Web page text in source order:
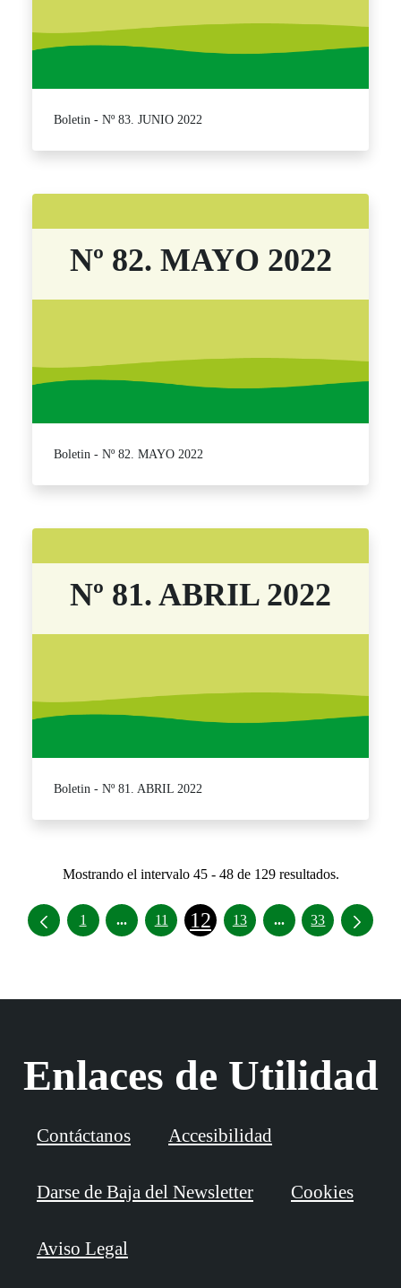
Boletin - Nº 83. JUNIO 2022
Nº 82. MAYO 2022
Boletin - Nº 82. MAYO 2022
Nº 81. ABRIL 2022
Boletin - Nº 81. ABRIL 2022
Mostrando el intervalo 45 - 48 de 129 resultados.
1 ... Páginas intermedias Use TAB para
11 12 13 ...Páginas
33
Enlaces de Utilidad
Contáctanos Accesibilidad
Darse de Baja del Newsletter Cookies
Aviso Legal